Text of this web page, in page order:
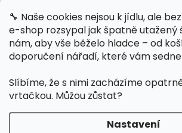
🔧 Naše cookies nejsou k jídlu, ale
e-shop rozsypal jak špatně utažený
nám, aby vše běželo hladce – od
doporučení nářadí, které vám sedne
Slíbíme, že s nimi zacházíme
vrtačkou. Můžou zůstat?
Nastavení
Provozní doba
Po-Čt / 8:00 - 15:00
Polední přestávka /11:00 - 11:30